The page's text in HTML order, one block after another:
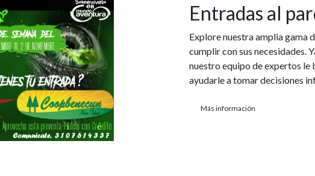
Entradas al
Explore nuestra amplia gama
cumplir con sus necesidades.
nuestro equipo de expertos le
ayudarle a tomar decisiones
Más información